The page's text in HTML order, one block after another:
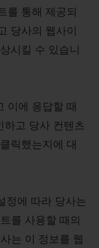
를 통해 제공되
당사의 웹사이
시킬 수 있습니
이에 응답할 때
하고 당사 컨텐츠
릭했는지에 대
정에 따라 당사는
를 사용할 때의
는 이 정보를 웹